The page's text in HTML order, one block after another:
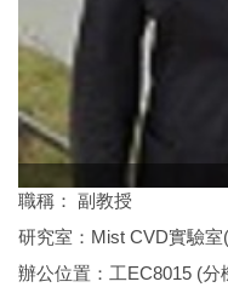
職稱： 副教授
研究室：Mist CVD實驗室
辦公位置：工EC8015 (分